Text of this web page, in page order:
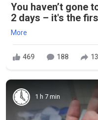
You haven’t gone
2 days – it's the
More
469 188
1 h 7 min